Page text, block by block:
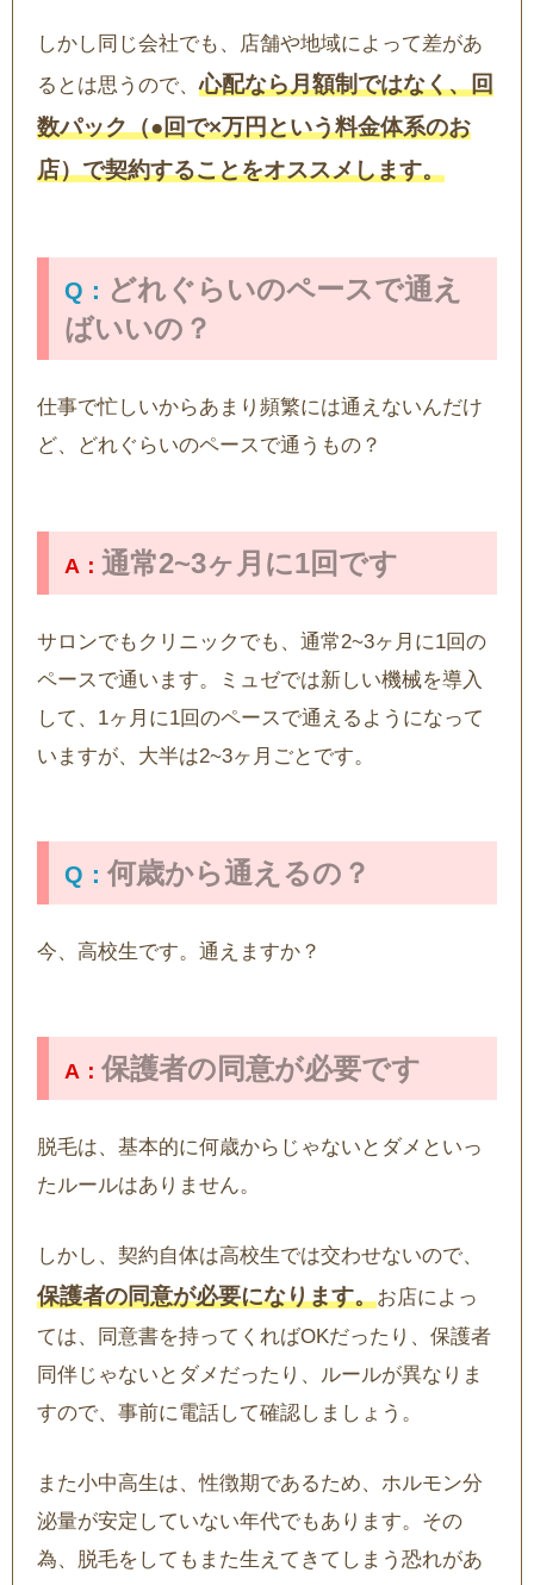
しかし同じ会社でも、店舗や地域によって差があ
るとは思うので、心配なら月額制ではなく、回
数パック（●回で×万円という料金体系のお
店）で契約することをオススメします。
どれぐらいのペースで通え
ばいいの？
仕事で忙しいからあまり頻繁には通えないんだけ
ど、どれぐらいのペースで通うもの？
通常2~3ヶ月に1回です
サロンでもクリニックでも、通常2~3ヶ月に1回の
ペースで通います。ミュゼでは新しい機械を導入
して、1ヶ月に1回のペースで通えるようになって
いますが、大半は2~3ヶ月ごとです。
何歳から通えるの？
今、高校生です。通えますか？
保護者の同意が必要です
脱毛は、基本的に何歳からじゃないとダメといっ
たルールはありません。
しかし、契約自体は高校生では交わせないので、
保護者の同意が必要になります。お店によっ
ては、同意書を持ってくればOKだったり、保護者
同伴じゃないとダメだったり、ルールが異なりま
すので、事前に電話して確認しましょう。
また小中高生は、性徴期であるため、ホルモン分
泌量が安定していない年代でもあります。その
為、脱毛をしてもまた生えてきてしまう恐れがあ